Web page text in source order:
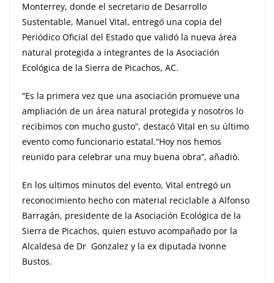
Monterrey, donde el secretario de Desarrollo
Sustentable, Manuel Vital, entregó una copia del
Periódico Oficial del Estado que validó la nueva área
natural protegida a integrantes de la Asociación
Ecológica de la Sierra de Picachos, AC.
“Es la primera vez que una asociación promueve una
ampliación de un área natural protegida y nosotros lo
recibimos con mucho gusto”, destacó Vital en su último
evento como funcionario estatal.“Hoy nos hemos
reunido para celebrar una muy buena obra”, añadiò.
En los ultimos minutos del evento, Vital entregó un
reconocimiento hecho con material reciclable a Alfonso
Barragán, presidente de la Asociación Ecológica de la
Sierra de Picachos, quien estuvo acompañado por la
Alcaldesa de Dr Gonzalez y la ex diputada Ivonne
Bustos.